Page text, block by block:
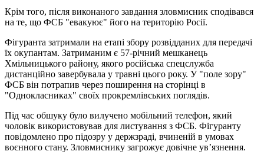
Крім того, після виконаного завдання зловмисник сподівався
на те, що ФСБ "евакуює" його на територію Росії.
Фігуранта затримали на етапі збору розвідданих для передачі
їх окупантам. Затриманим є 57-річний мешканець
Хмільницького району, якого російська спецслужба
дистанційно завербувала у травні цього року. У "поле зору"
ФСБ він потрапив через поширення на сторінці в
"Однокласниках" своїх прокремлівських поглядів.
Під час обшуку було вилучено мобільний телефон, який
чоловік використовував для листування з ФСБ. Фігуранту
повідомлено про підозру у держзраді, вчиненій в умовах
воєнного стану. Зловмиснику загрожує довічне ув’язнення.